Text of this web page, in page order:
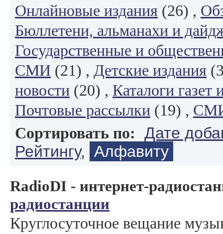
Онлайновые издания (26) ,
Бюллетени, альманахи и
Государственные и
СМИ (21) , Детские издания
новости (20) , Каталоги газет
Почтовые рассылки (19) ,
Сортировать по: Дате
Рейтингу, Алфавиту
RadioDI - интернет-
радиостанции
Круглосуточное вещание